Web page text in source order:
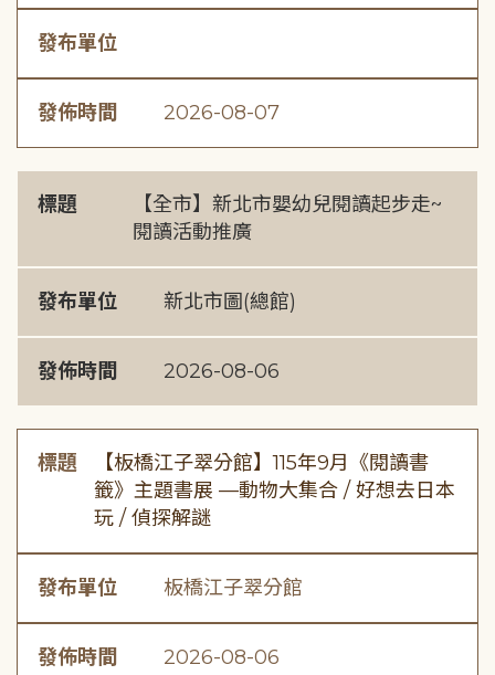
發布單位
發佈時間 2026-08-07
標題
【全市】新北市嬰幼兒閱讀起步走~
閱讀活動推廣
發布單位 新北市圖(總館)
發佈時間 2026-08-06
標題
【板橋江子翠分館】115年9月《閱讀書
籤》主題書展 —動物大集合 / 好想去日本
玩 / 偵探解謎
發布單位 板橋江子翠分館
發佈時間 2026-08-06